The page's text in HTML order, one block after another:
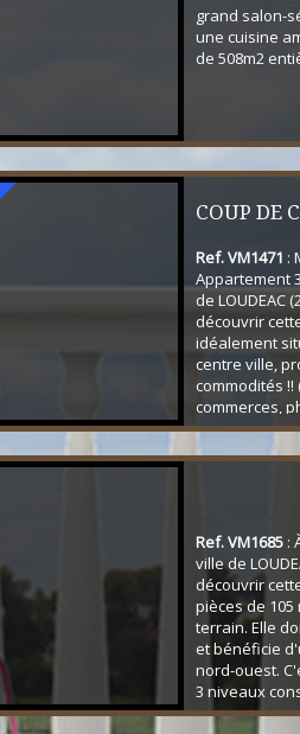
grand salon-
une cuisine
de 508m2
COUP DE
Ref. VM1471 :
Appartement
de LOUDEAC
découvrir
idéalement
centre ville,
commodités !!
commerces,
médical etc...
rez de
profiter de
Ref. VM1685 :
ville de
découvrir
pièces de 105
terrain. Elle
et bénéficie
nord-ouest.
3 niveaux
maison inclut